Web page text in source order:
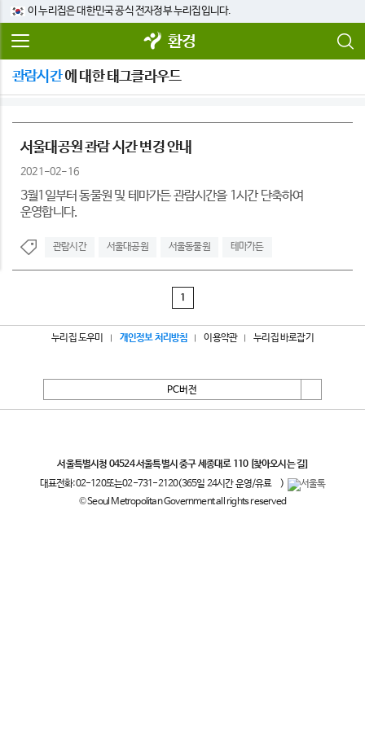
이 누리집은 대한민국 공식 전자정부 누리집입니다.
환경
관람시간에 대한 태그클라우드
서울대공원 관람 시간 변경 안내
2021-02-16
3월1일부터 동물원 및 테마가든 관람시간을 1시간 단축하여
운영합니다.
관람시간 서울대공원 서울동물원 테마가든
1
누리집 도우미 개인정보 처리방침 이용약관 누리집 바로잡기
PC버전
서울특별시청 04524 서울특별시 중구 세종대로 110 [찾아오시는 길]
대표전화:02-120또는02-731-2120(365일 24시간 운영/유료
)
© Seoul Metropolitan Government all rights reserved